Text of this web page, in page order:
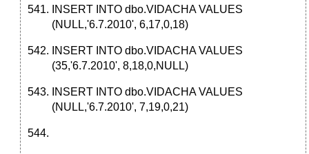
INSERT INTO dbo.VIDACHA VALUES
(NULL,'6.7.2010', 6,17,0,18)
INSERT INTO dbo.VIDACHA VALUES
(35,'6.7.2010', 8,18,0,NULL)
INSERT INTO dbo.VIDACHA VALUES
(NULL,'6.7.2010', 7,19,0,21)